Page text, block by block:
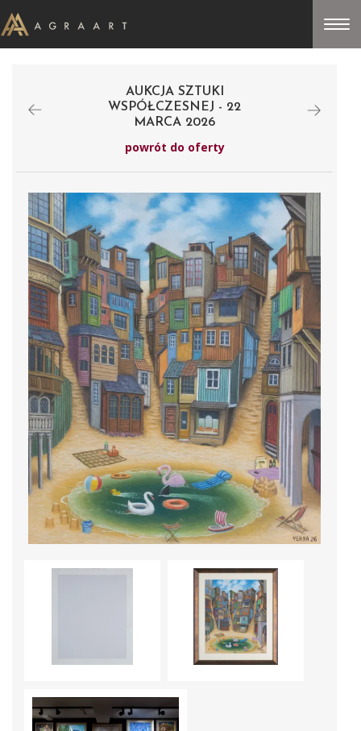
AUKCJA SZTUKI
WSPÓŁCZESNEJ - 22
MARCA 2026
powrót do oferty